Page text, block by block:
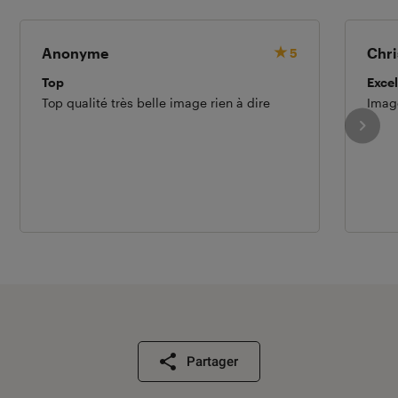
Anonyme
5
Top
Top qualité très belle image rien à dire
Partager